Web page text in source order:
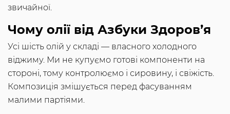
звичайної.
Чому олії від Азбуки Здоров’я
Усі шість олій у складі — власного холодного
віджиму. Ми не купуємо готові компоненти на
стороні, тому контролюємо і сировину, і свіжість.
Композиція змішується перед фасуванням
малими партіями.